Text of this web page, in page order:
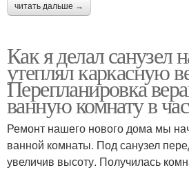
читать дальше →
Как я делал санузел
утеплял каркасную
Перепланировка
ванную комнату в
Ремонт нашего нового дома мы
ванной комнаты. Под санузел
увеличив высоту. Получилась